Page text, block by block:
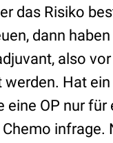
das Risiko
dann
also
Hat
OP nur für
infrage.